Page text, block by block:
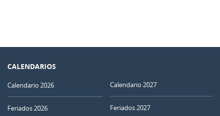
CALENDARIOS
Calendario 2026
Feriados 2026
Calendario 2027
Feriados 2027